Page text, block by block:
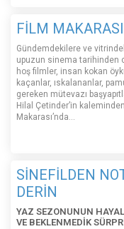
FİLM
Gündemdekilere ve
upuzun sinema tarihinden
hoş filmler, insan kokan
kaçanlar, ıskalananlar,
gereken mütevazı
Hilal Çetinder’in
Makarası’nda…
SİNEFİLDEN
DERİN
YAZ SEZONUNUN
VE BEKLENMEDİK